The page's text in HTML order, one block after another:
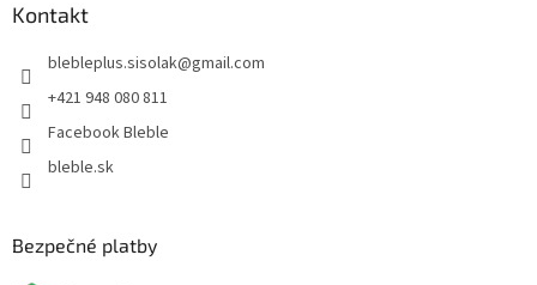
Kontakt
blebleplus.sisolak@gmail.com
+421 948 080 811
Facebook Bleble
bleble.sk
Bezpečné platby